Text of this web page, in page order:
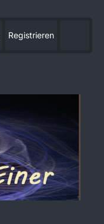
Registrieren